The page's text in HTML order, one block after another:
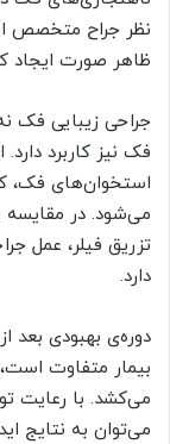
نظر جراح متخصص
ظاهر صورت ایجاد
جراحی زیبایی فک
فک نیز کاربرد
استخوان‌های فک،
می‌شود. در مقایسه
تزریق فیلر، عمل
دارد.
دوره‌ی بهبودی بعد
بیمار متفاوت
می‌کشد. با رعایت
می‌توان به نتایج